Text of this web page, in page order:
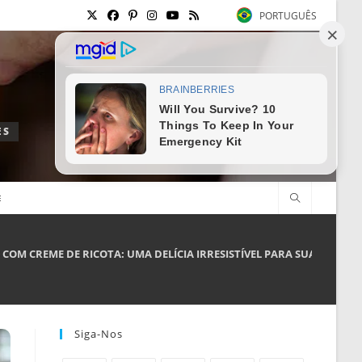
PORTUGUÊS
CREME DE RICOTA: UMA DELÍCIA IRRESISTÍVEL PARA SUAS FESTAS
Siga-Nos